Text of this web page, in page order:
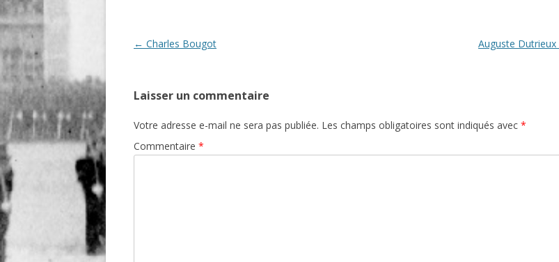
Navigation
← Charles Bougot Auguste Dutrieux
Laisser un commentaire
Votre adresse e-mail ne sera pas publiée. Les champs obligatoires sont indiqués avec *
Commentaire *